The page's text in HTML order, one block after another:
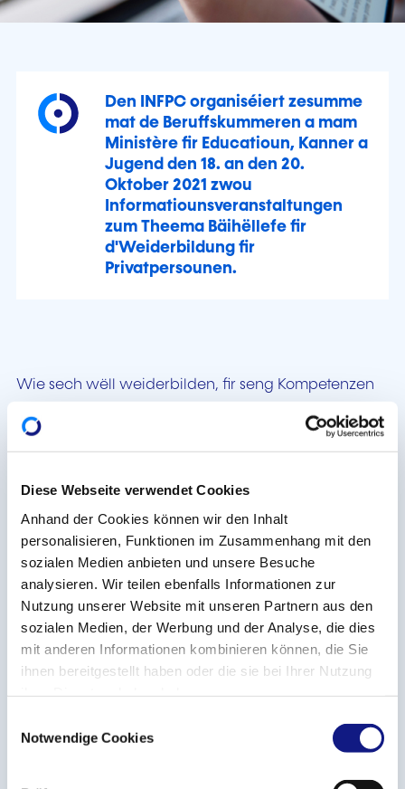
Diese Webseite verwendet Cookies
Anhand der Cookies können wir den Inhalt
personalisieren, Funktionen im Zusammenhang mit den
sozialen Medien anbieten und unsere Besuche
analysieren. Wir teilen ebenfalls Informationen zur
Nutzung unserer Website mit unseren Partnern aus den
sozialen Medien, der Werbung und der Analyse, die dies
mit anderen Informationen kombinieren können, die Sie
ihnen bereitgestellt haben oder die sie bei Ihrer Nutzung
Notwendige Cookies
Den INFPC organiséiert zesumme
mat de Beruffskummeren a mam
Ministère fir Educatioun, Kanner a
Jugend den 18. an den 20.
Oktober 2021 zwou
Informatiounsveranstaltungen
zum Theema Bäihëllefe fir
d'Weiderbildung fir
Privatpersounen.
Wie sech wëll weiderbilden, fir seng Kompetenzen
Beruff ze wiesselen a seng Karriär virunzedreiwen,
Dës Bäihëllefen, déi ënner bestëmmte Bedéngunge
Sproochecongé, Jugendcongé), Mesuren am
Zesummenhang mat der Aarbechtszäit
(perséinlechen Amenagement vun der
Aarbechtszäit, onbezuelte Formatiounscongé) a
spezielle Subsiden.
Präsenzveranstaltungen, déi och am Livestream
iwwerdroe ginn, a fanne méindes, den 18. Oktober,